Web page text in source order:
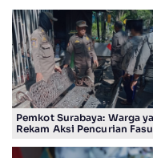
Pemkot Surabaya: Warga
Rekam Aksi Pencurian
Ribu